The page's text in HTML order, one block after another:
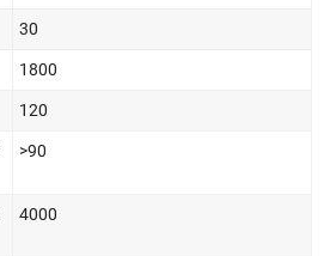
30
1800
120
>90
4000